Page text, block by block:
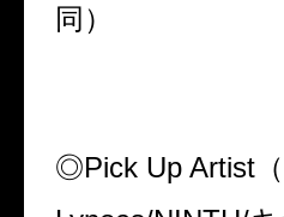
同）
◎Pick Up Artist （